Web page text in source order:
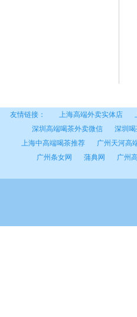
友情链接： 上海高端外卖实体店
深圳高端喝茶外卖微信
深圳
上海中高端喝茶推荐
广州天河高
广州条女网
蒲典网 广州